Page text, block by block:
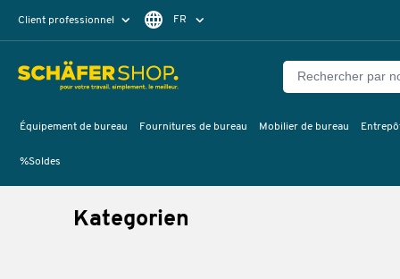
Client professionnel FR
EN
Équipement de bureau Fournitures de bureau Mobilier de bureau
%Soldes
Kategorien